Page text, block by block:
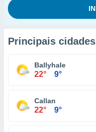
Principais cidades
Ballyhale
22° 9°
Callan
22° 9°